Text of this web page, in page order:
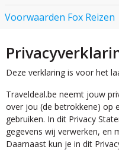
Voorwaarden Fox Reizen
Deze verklaring is voor het
Traveldeal.be neemt jouw
over jou (de betrokkene) op
gebruiken. In dit Privacy
gegevens wij verwerken, en
Daarnaast kun je in dit